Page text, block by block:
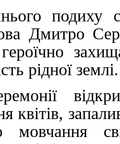
подиху
Дмитро
рідної землі.
квітів,
мовчання